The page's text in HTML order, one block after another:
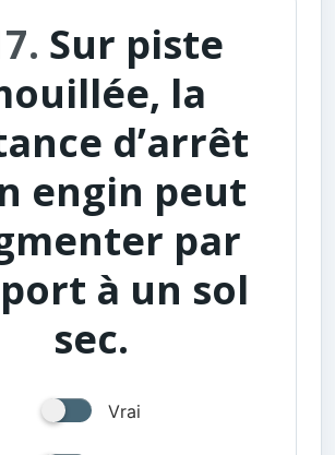
Sur piste
la
d’arrêt
engin peut
par
à un sol
sec.
Vrai